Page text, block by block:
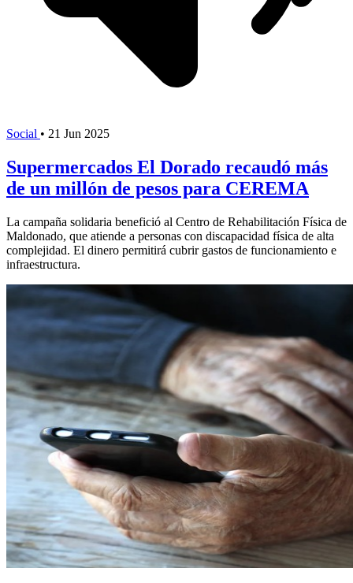
Social • 21 Jun 2025
Supermercados El Dorado recaudó más
de un millón de pesos para CEREMA
La campaña solidaria benefició al Centro de Rehabilitación Física de
Maldonado, que atiende a personas con discapacidad física de alta
complejidad. El dinero permitirá cubrir gastos de funcionamiento e
infraestructura.